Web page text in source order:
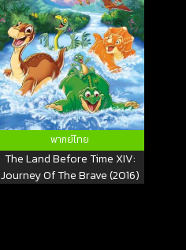
พากย์ไทย
The Land Before Time XIV:
Journey Of The Brave (2016)